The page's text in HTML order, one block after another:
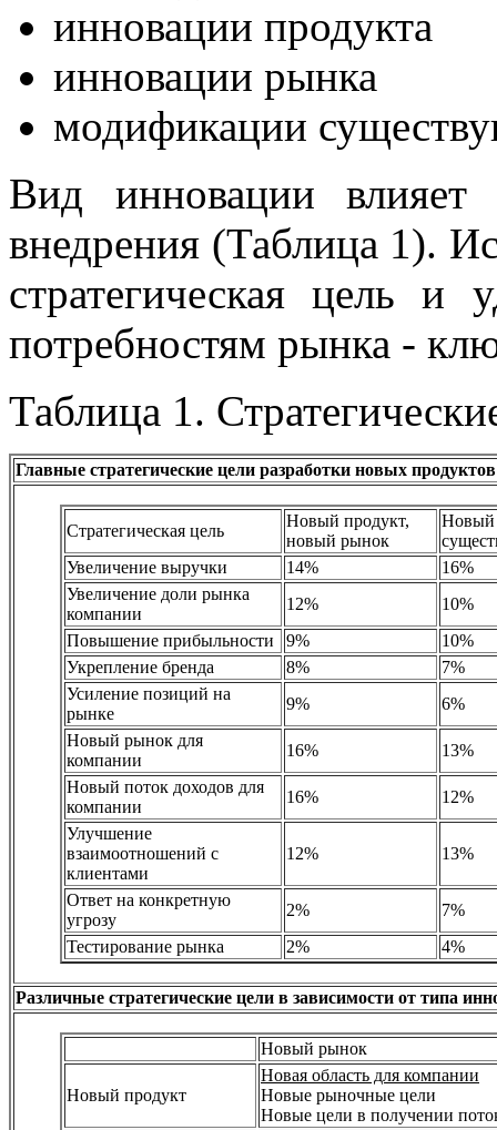
инновации продукта
инновации рынка
модификации
Вид инновации
внедрения (Таблица 1).
стратегическая цель и
потребностям рынка -
Таблица 1.
Главные стратегические цели разработки новых
Стратегическая цель
Новый продукт,
новый рынок
Новый
Увеличение выручки
14%
16%
Увеличение доли рынка
компании
12%
10%
Повышение прибыльности
9%
10%
Укрепление бренда
8%
7%
Усиление позиций на
рынке
9%
6%
Новый рынок для
компании
16%
13%
Новый поток доходов для
компании
16%
12%
Улучшение
взаимоотношений с
клиентами
12% 13%
Ответ на конкретную
угрозу
2%
7%
Тестирование рынка
2% 4%
Различные стратегические цели в зависимости от типа
Новый рынок
Новый продукт
Новая область для компании
Новые рыночные цели
Новые цели в получении